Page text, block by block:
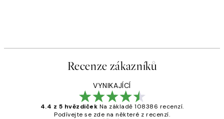
Recenze zákazníků
VYNIKAJÍCÍ
4.4 z 5 hvězdiček Na základě 108386 recenzí.
Podívejte se zde na některé z recenzí.